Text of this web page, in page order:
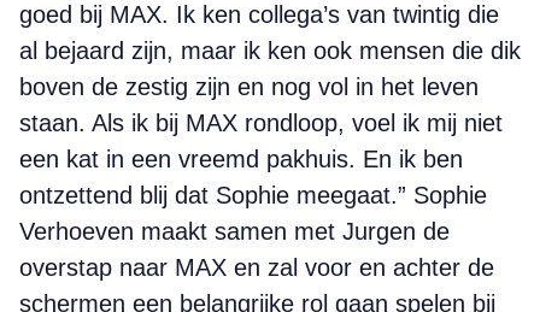
goed bij MAX. Ik ken collega’s van twintig die
al bejaard zijn, maar ik ken ook mensen die dik
boven de zestig zijn en nog vol in het leven
staan. Als ik bij MAX rondloop, voel ik mij niet
een kat in een vreemd pakhuis. En ik ben
ontzettend blij dat Sophie meegaat.” Sophie
Verhoeven maakt samen met Jurgen de
overstap naar MAX en zal voor en achter de
schermen een belangrijke rol gaan spelen bij